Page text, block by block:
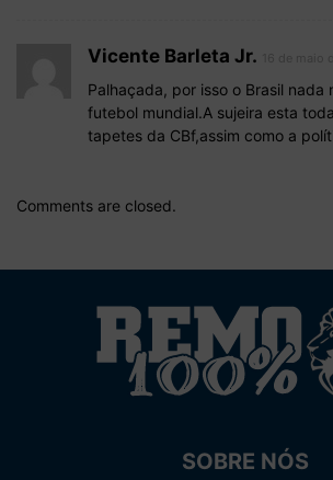
Vicente Barleta Jr.
Palhaçada, por isso o Brasil nada
futebol mundial.A sujeira esta
tapetes da CBf,assim como a
Comments are closed.
SOBRE NÓS